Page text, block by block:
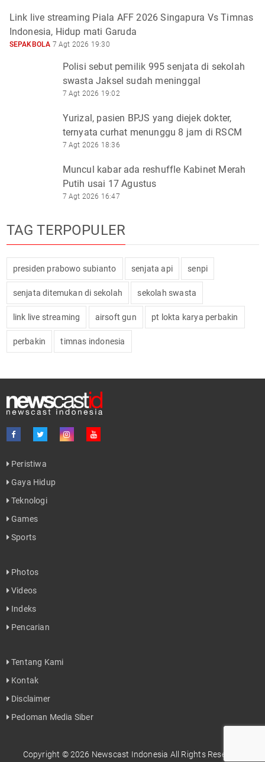
Link live streaming Piala AFF 2026 Singapura Vs Timnas
Indonesia, Hidup mati Garuda
SEPAKBOLA 7 Agt 2026 19:30
Polisi sebut pemilik 995 senjata di sekolah
swasta Jaksel sudah meninggal
7 Agt 2026 19:02
Yurizal, pasien BPJS yang diejek dokter,
ternyata curhat menunggu 8 jam di RSCM
7 Agt 2026 18:36
Muncul kabar ada reshuffle Kabinet Merah
Putih usai 17 Agustus
7 Agt 2026 16:47
TAG TERPOPULER
presiden prabowo subianto senjata api senpi
senjata ditemukan di sekolah sekolah swasta
link live streaming airsoft gun pt lokta karya perbakin
perbakin timnas indonesia
Peristiwa
Gaya Hidup
Teknologi
Games
Sports
Photos
Videos
Indeks
Pencarian
Tentang Kami
Kontak
Disclaimer
Pedoman Media Siber
Copyright © 2026 Newscast Indonesia All Rights Reserved